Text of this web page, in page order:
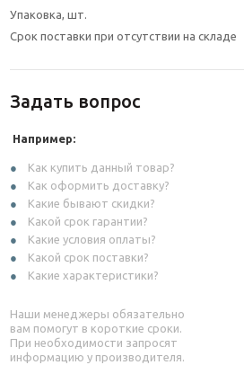
Упаковка, шт.
Срок поставки при отсутствии на складе
Задать вопрос
Например:
Как купить данный товар?
Как оформить доставку?
Какие бывают скидки?
Какой срок гарантии?
Какие условия оплаты?
Какой срок поставки?
Какие характеристики?
Наши менеджеры обязательно
вам помогут в короткие сроки.
При необходимости запросят
информацию у производителя.